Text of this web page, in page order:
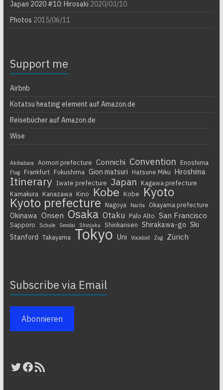
Japan 2020 #10: Hirosaki 2020/03/10
Photos 2015/06/11
Support me
Airbnb
Kotatsu heating element auf Amazon.de
Reisebücher auf Amazon.de
Wise
Akihabara Aomori prefecture Connichi Convention Enoshima
Flug Frankfurt Fukushima Gion matsuri Hatsune Miku Hiroshima
Itinerary Iwate prefecture Japan
Kagawa prefecture
Kamakura
Kanazawa Kino Kobe Kobe Kyoto
Kyoto prefecture Nagoya Narita Okayama prefecture
Okinawa Onsen Osaka Otaku Palo Alto San Francisco
Sapporo Schule Sendai Shinjuku Shinkansen Shirakawa-go Ski
Stanford Takayama Tokyo Uni Vocaloid Zug Zürich
Subscribe via Email
Abonnieren
Twitter
Facebook
RSS-Feed